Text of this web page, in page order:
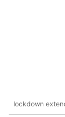
lockdown